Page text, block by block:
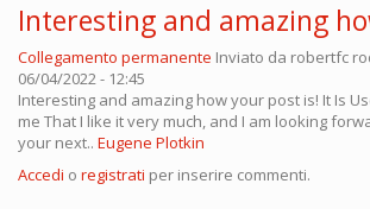
Interesting and amazing
Collegamento permanente Inviato da robertfc
06/04/2022 - 12:45
Interesting and amazing how your post is! It Is
me That I like it very much, and I am looking
your next.. Eugene Plotkin
Accedi o registrati per inserire commenti.